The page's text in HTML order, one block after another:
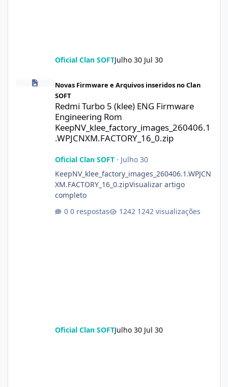
Oficial Clan SOFTJulho 30 Jul 30
Redmi Turbo 5 (klee) ENG Firmware Engineering Rom
Novas Firmware e Arquivos inseridos no Clan
SOFT
Redmi Turbo 5 (klee) ENG Firmware
Engineering Rom
KeepNV_klee_factory_images_260406.1
.WPJCNXM.FACTORY_16_0.zip
Oficial Clan SOFT· Julho 30
KeepNV_klee_factory_images_260406.1.WPJCN
XM.FACTORY_16_0.zipVisualizar artigo
completo
0 respostas
1242 visualizações
Oficial Clan SOFTJulho 30 Jul 30